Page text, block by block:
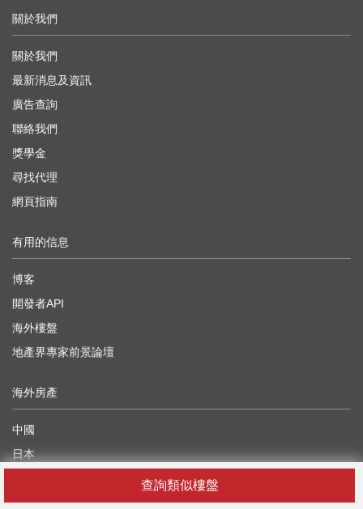
查詢類似樓盤
關於我們
關於我們
最新消息及資訊
廣告查詢
聯絡我們
獎學金
尋找代理
網頁指南
有用的信息
博客
開發者API
海外樓盤
地產界專家前景論壇
海外房產
中國
日本
泰國